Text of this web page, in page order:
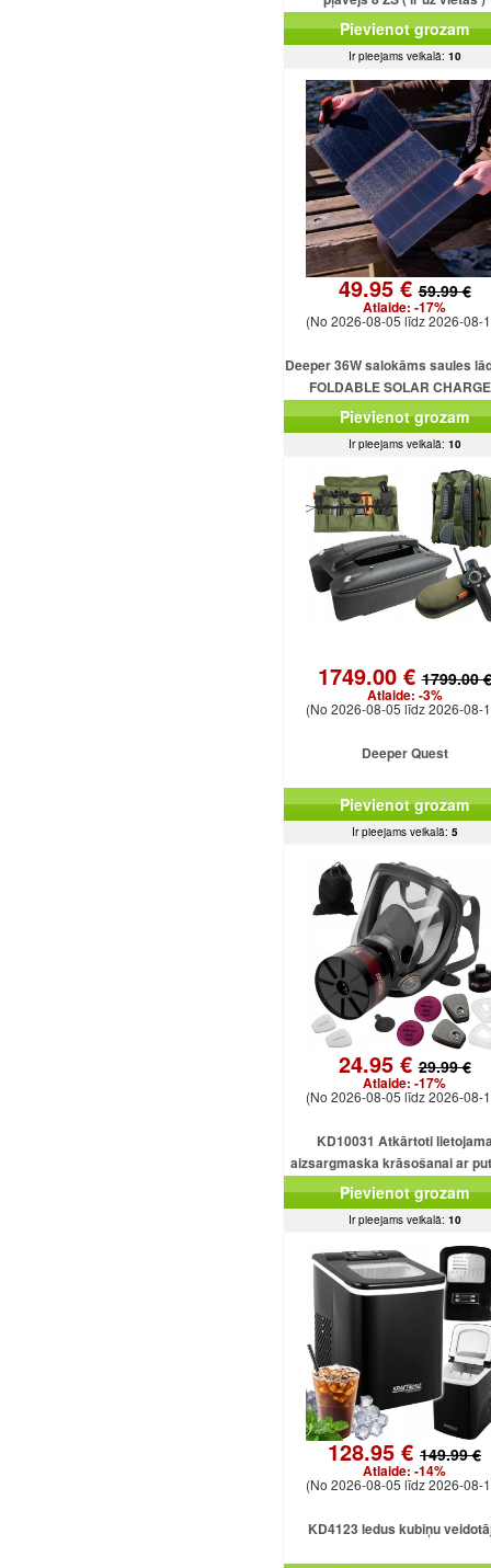
Pievienot grozam
Ir pieejams veikalā: 10
49.95 €59.99 €
Atlaide: -17%
(No 2026-08-05 līdz 2026-08-
Deeper 36W salokāms saules
FOLDABLE SOLAR
DEEPER 36W
Pievienot grozam
Ir pieejams veikalā: 10
1749.00 €1799.00 €
Atlaide: -3%
(No 2026-08-05 līdz 2026-08-
Deeper Quest
Pievienot grozam
Ir pieejams veikalā: 5
24.95 €29.99 €
Atlaide: -17%
(No 2026-08-05 līdz 2026-08-
KD10031 Atkārtoti
aizsargmaska ​​krāsošanai ar
filtru.
Pievienot grozam
Ir pieejams veikalā: 10
128.95 € 149.99 €
Atlaide: -14%
(No 2026-08-05 līdz 2026-08-
KD4123 ledus kubiņu